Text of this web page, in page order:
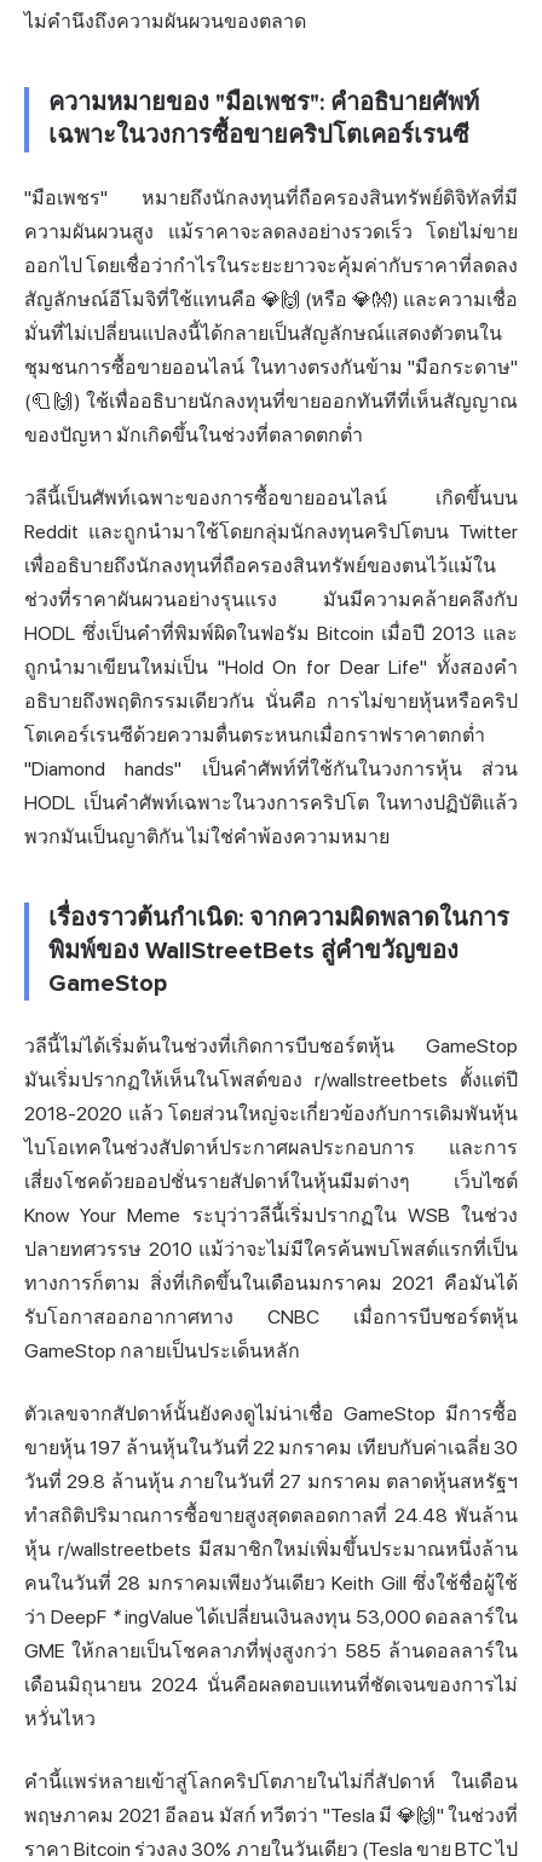
ไม่คำนึงถึงความผันผวนของตลาด
ความหมายของ "มือเพชร": คำอธิบายศัพท์
เฉพาะในวงการซื้อขายคริปโตเคอร์เรนซี
"มือเพชร" หมายถึงนักลงทุนที่ถือครองสินทรัพย์ดิจิทัลที่มี
ความผันผวนสูง แม้ราคาจะลดลงอย่างรวดเร็ว โดยไม่ขาย
ออกไป โดยเชื่อว่ากำไรในระยะยาวจะคุ้มค่ากับราคาที่ลดลง
สัญลักษณ์อีโมจิที่ใช้แทนคือ 💎🙌 (หรือ 💎👐) และความเชื่อ
มั่นที่ไม่เปลี่ยนแปลงนี้ได้กลายเป็นสัญลักษณ์แสดงตัวตนใน
ชุมชนการซื้อขายออนไลน์ ในทางตรงกันข้าม "มือกระดาษ"
(🧻🙌) ใช้เพื่ออธิบายนักลงทุนที่ขายออกทันทีที่เห็นสัญญาณ
ของปัญหา มักเกิดขึ้นในช่วงที่ตลาดตกต่ำ
วลีนี้เป็นศัพท์เฉพาะของการซื้อขายออนไลน์ เกิดขึ้นบน
Reddit และถูกนำมาใช้โดยกลุ่มนักลงทุนคริปโตบน Twitter
เพื่ออธิบายถึงนักลงทุนที่ถือครองสินทรัพย์ของตนไว้แม้ใน
ช่วงที่ราคาผันผวนอย่างรุนแรง มันมีความคล้ายคลึงกับ
HODL ซึ่งเป็นคำที่พิมพ์ผิดในฟอรัม Bitcoin เมื่อปี 2013 และ
ถูกนำมาเขียนใหม่เป็น "Hold On for Dear Life" ทั้งสองคำ
อธิบายถึงพฤติกรรมเดียวกัน นั่นคือ การไม่ขายหุ้นหรือคริป
โตเคอร์เรนซีด้วยความตื่นตระหนกเมื่อกราฟราคาตกต่ำ
"Diamond hands" เป็นคำศัพท์ที่ใช้กันในวงการหุ้น ส่วน
HODL เป็นคำศัพท์เฉพาะในวงการคริปโต ในทางปฏิบัติแล้ว
พวกมันเป็นญาติกัน ไม่ใช่คำพ้องความหมาย
เรื่องราวต้นกำเนิด: จากความผิดพลาดในการ
พิมพ์ของ WallStreetBets สู่คำขวัญของ
GameStop
วลีนี้ไม่ได้เริ่มต้นในช่วงที่เกิดการบีบชอร์ตหุ้น GameStop
มันเริ่มปรากฏให้เห็นในโพสต์ของ r/wallstreetbets ตั้งแต่ปี
2018-2020 แล้ว โดยส่วนใหญ่จะเกี่ยวข้องกับการเดิมพันหุ้น
ไบโอเทคในช่วงสัปดาห์ประกาศผลประกอบการ และการ
เสี่ยงโชคด้วยออปชั่นรายสัปดาห์ในหุ้นมีมต่างๆ เว็บไซต์
Know YourMeme ระบุว่าวลีนี้เริ่มปรากฏใน WSB ในช่วง
ปลายทศวรรษ 2010 แม้ว่าจะไม่มีใครค้นพบโพสต์แรกที่เป็น
ทางการก็ตาม สิ่งที่เกิดขึ้นในเดือนมกราคม 2021 คือมันได้
รับโอกาสออกอากาศทาง CNBC เมื่อการบีบชอร์ตหุ้น
GameStop กลายเป็นประเด็นหลัก
ตัวเลขจากสัปดาห์นั้นยังคงดูไม่น่าเชื่อ GameStop มีการซื้อ
ขายหุ้น 197 ล้านหุ้นในวันที่ 22 มกราคม เทียบกับค่าเฉลี่ย 30
วันที่ 29.8 ล้านหุ้น ภายในวันที่ 27 มกราคม ตลาดหุ้นสหรัฐฯ
ทำสถิติปริมาณการซื้อขายสูงสุดตลอดกาลที่ 24.48 พันล้าน
หุ้น r/wallstreetbets มีสมาชิกใหม่เพิ่มขึ้นประมาณหนึ่งล้าน
คนในวันที่ 28 มกราคมเพียงวันเดียว Keith Gill ซึ่งใช้ชื่อผู้ใช้
ว่า DeepF *ingValue ได้เปลี่ยนเงินลงทุน 53,000 ดอลลาร์ใน
GME ให้กลายเป็นโชคลาภที่พุ่งสูงกว่า 585 ล้านดอลลาร์ใน
เดือนมิถุนายน 2024 นั่นคือผลตอบแทนที่ชัดเจนของการไม่
หวั่นไหว
คำนี้แพร่หลายเข้าสู่โลกคริปโตภายในไม่กี่สัปดาห์ ในเดือน
พฤษภาคม 2021 อีลอน มัสก์ ทวีตว่า "Tesla มี 💎🙌" ในช่วงที่
ราคา Bitcoin ร่วงลง 30% ภายในวันเดียว (Tesla ขาย BTC ไป